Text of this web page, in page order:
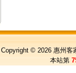
Copyright © 2026 惠州客
本站第